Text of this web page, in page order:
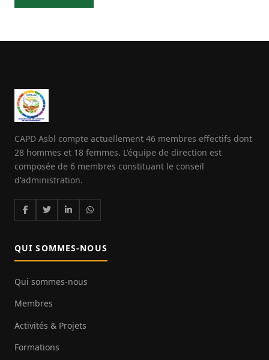
CAPD Asbl compte actuellement 46 membres effectifs dont
28 hommes et 18 femmes. L'équipe de direction est
composée de 6 membres constituant le conseil
d'administration.
QUI SOMMES-NOUS
Qui sommes-nous
Membres
Activités & Projets
Formations